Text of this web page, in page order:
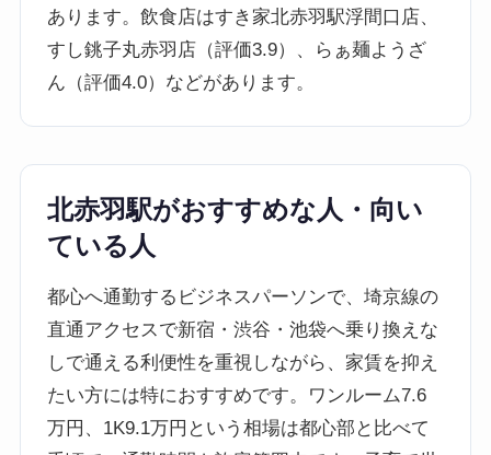
あります。飲食店はすき家北赤羽駅浮間口店、
すし銚子丸赤羽店（評価3.9）、らぁ麺ようざ
ん（評価4.0）などがあります。
北赤羽駅がおすすめな人・向い
ている人
都心へ通勤するビジネスパーソンで、埼京線の
直通アクセスで新宿・渋谷・池袋へ乗り換えな
しで通える利便性を重視しながら、家賃を抑え
たい方には特におすすめです。ワンルーム7.6
万円、1K9.1万円という相場は都心部と比べて